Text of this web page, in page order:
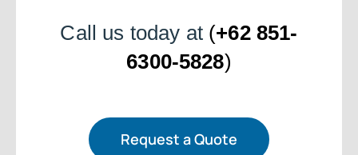
Call us today at (+62 851-
6300-5828)
Request a Quote